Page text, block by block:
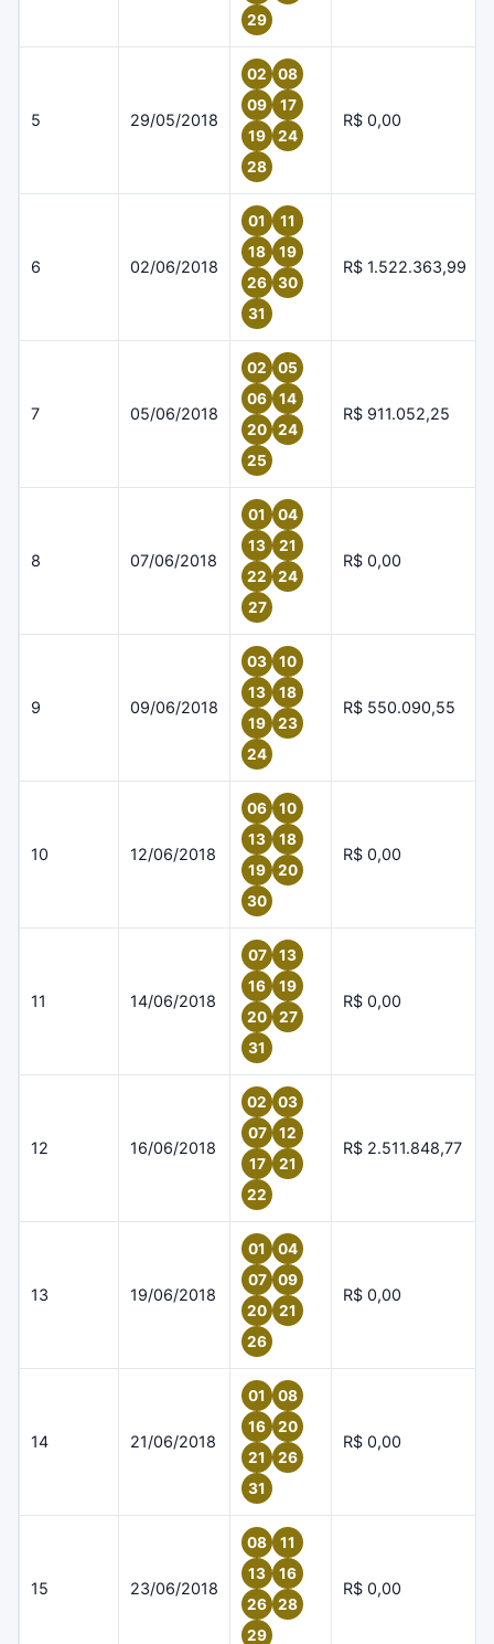
29
5 29/05/2018
02
08
09
17
19
24
28
R$ 0,00
6 02/06/2018
01
11
18
19
26
30
31
R$ 1.522.363,99
7 05/06/2018
02
05
06
14
20
24
25
R$ 911.052,25
8 07/06/2018
01
04
13
21
22
24
27
R$ 0,00
9 09/06/2018
03
10
13
18
19
23
24
R$ 550.090,55
10 12/06/2018
06
10
13
18
19
20
30
R$ 0,00
11 14/06/2018
07
13
16
19
20
27
31
R$ 0,00
12 16/06/2018
02
03
07
12
17
21
22
R$ 2.511.848,77
13 19/06/2018
01
04
07
09
20
21
26
R$ 0,00
14 21/06/2018
01
08
16
20
21
26
31
R$ 0,00
15 23/06/2018
08
11
13
16
26
28
29
R$ 0,00